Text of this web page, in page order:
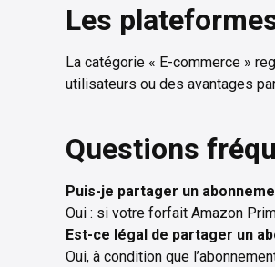
Les
La catégorie « E-commerce »
utilisateurs ou des avantages
Questions
Puis-je partager un
Oui : si votre forfait Amazon
Est-ce légal de partager un
Oui, à condition que